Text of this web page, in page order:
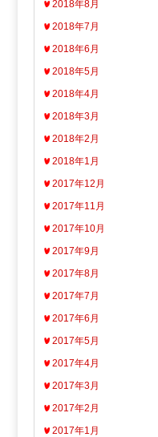
2018年8月
2018年7月
2018年6月
2018年5月
2018年4月
2018年3月
2018年2月
2018年1月
2017年12月
2017年11月
2017年10月
2017年9月
2017年8月
2017年7月
2017年6月
2017年5月
2017年4月
2017年3月
2017年2月
2017年1月